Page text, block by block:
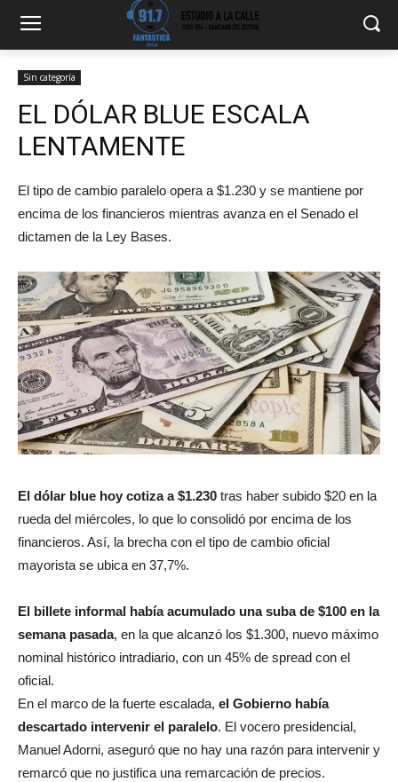
Sin categoría
EL DÓLAR BLUE ESCALA
LENTAMENTE
El tipo de cambio paralelo opera a $1.230 y se mantiene por
encima de los financieros mientras avanza en el Senado el
dictamen de la Ley Bases.
El dólar blue hoy cotiza a $1.230 tras haber subido $20 en la
rueda del miércoles, lo que lo consolidó por encima de los
financieros. Así, la brecha con el tipo de cambio oficial
mayorista se ubica en 37,7%.
El billete informal habíaacumulado una suba de $100 en la
semana pasada, en la que alcanzó los $1.300, nuevo máximo
nominal histórico intradiario, con un 45% de spread con el
oficial.
En el marco de la fuerte escalada, el Gobierno había
descartado intervenir el paralelo. El vocero presidencial,
Manuel Adorni, aseguró que no hay una razón para intervenir y
remarcó que no justifica una remarcación de precios.